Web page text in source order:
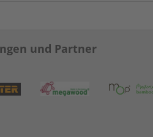
und Partner